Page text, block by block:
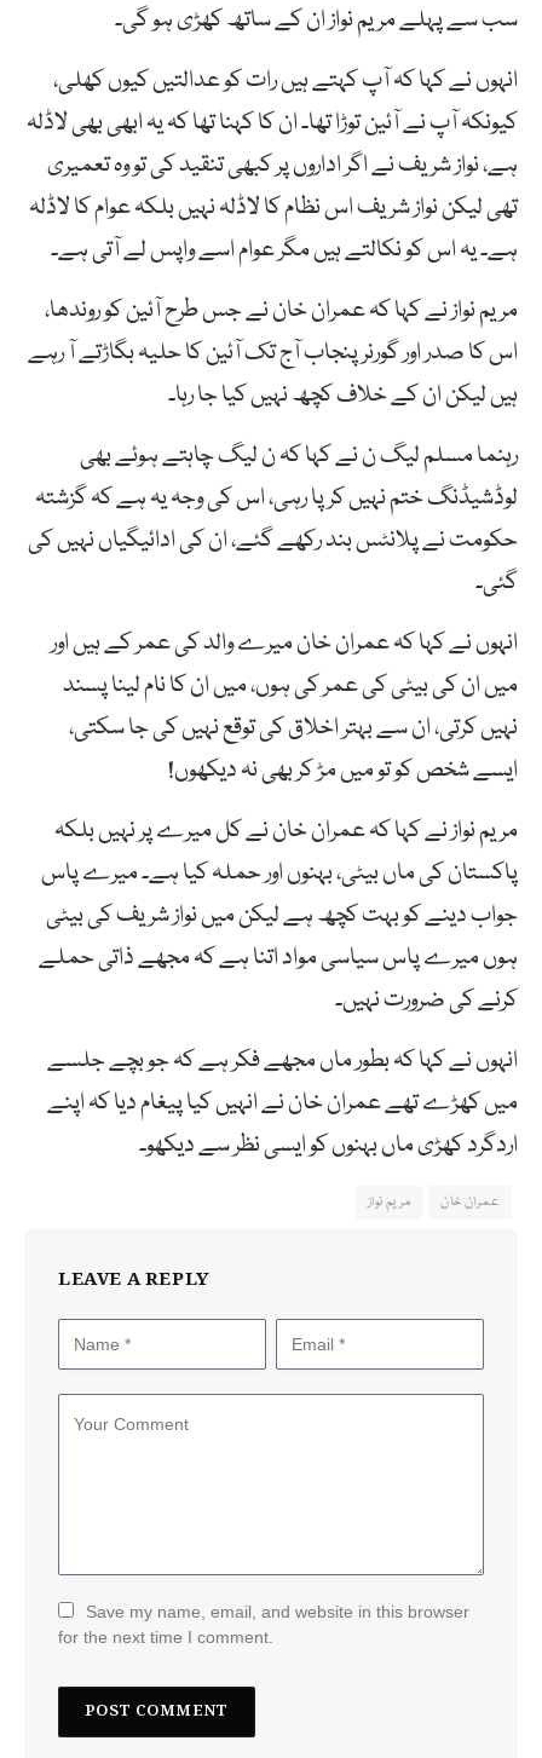
سب سے پہلے مریم نواز ان کے ساتھ کھڑی ہو گی۔
انہوں نے کہا کہ آپ کہتے ہیں رات کو عدالتیں کیوں کھلی،
کیونکہ آپ نے آئین توڑا تھا۔ ان کا کہنا تھا کہ یہ ابھی بھی لاڈلہ
ہے، نواز شریف نے اگر اداروں پر کبھی تنقید کی تو وہ تعمیری
تھی لیکن نواز شریف اس نظام کا لاڈلہ نہیں بلکہ عوام کا لاڈلہ
ہے۔ یہ اس کو نکالتے ہیں مگر عوام اسے واپس لے آتی ہے۔
مریم نواز نے کہا کہ عمران خان نے جس طرح آئین کو روندھا،
اس کا صدر اور گورنر پنجاب آج تک آئین کا حلیہ بگاڑتے آ رہے
ہیں لیکن ان کے خلاف کچھ نہیں کیا جا رہا۔
رہنما مسلم لیگ ن نے کہا کہ ن لیگ چاہتے ہوئے بھی
لوڈشیڈنگ ختم نہیں کر پا رہی، اس کی وجہ یہ ہے کہ گزشتہ
حکومت نے پلانٹس بند رکھے گئے، ان کی ادائیگیاں نہیں کی
گئی۔
انہوں نے کہا کہ عمران خان میرے والد کی عمر کے ہیں اور
میں ان کی بیٹی کی عمر کی ہوں، میں ان کا نام لینا پسند
نہیں کرتی، ان سے بہتر اخلاق کی توقع نہیں کی جا سکتی،
ایسے شخص کو تو میں مڑ کر بھی نہ دیکھوں!
مریم نواز نے کہا کہ عمران خان نے کل میرے پر نہیں بلکہ
پاکستان کی ماں بیٹی، بہنوں اور حملہ کیا ہے۔ میرے پاس
جواب دینے کو بہت کچھ ہے لیکن میں نواز شریف کی بیٹی
ہوں میرے پاس سیاسی مواد اتنا ہے کہ مجھے ذاتی حملے
کرنے کی ضرورت نہیں۔
انہوں نے کہا کہ بطور ماں مجھے فکر ہے کہ جو بچے جلسے
میں کھڑے تھے عمران خان نے انہیں کیا پیغام دیا کہ اپنے
اردگرد کھڑی ماں بہنوں کو ایسی نظر سے دیکھو۔
عمران خان مریم نواز
LEAVE A REPLY
Save my name, email, and website in this browser
for the next time I comment.